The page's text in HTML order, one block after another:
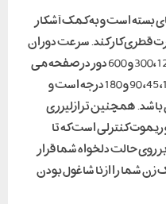
30 متر در فضای بسته است و به کمک آشکار
مسافت 600 متر بصورت قطری کار کند. سرعت دوران
آن قابل تنظیم بر 5 حالت صفر ،60 ، 120 ،300 و 600 دور در صفحه می
باشد. محدوده عملکرد اسکن صفر ،10، 45، 90 و 180 درجه است و
همچنین ترازلیزری
کنترلی است که تا
را بر روی حالت دلخواه شما قرار
شما را از نا شاغول بودن